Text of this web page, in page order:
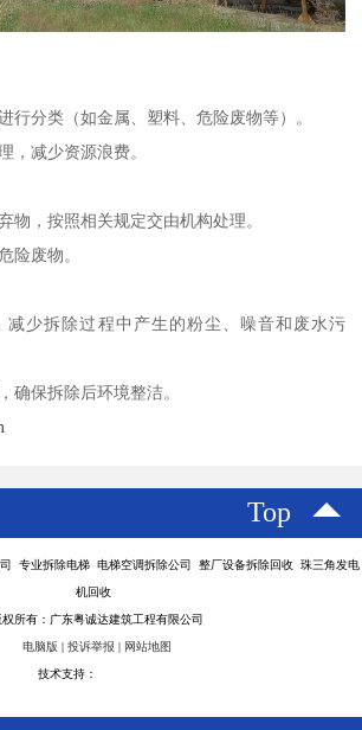
行分类（如金属、塑料、危险废物等）。
，减少资源浪费。
物，按照相关规定交由机构处理。
险废物。
减少拆除过程中产生的粉尘、噪音和废水污
确保拆除后环境整洁。
Top
专业拆除电梯 电梯空调拆除公司 整厂设备拆除回收 珠三角发电
机回收
权所有：广东粤诚达建筑工程有限公司
电脑版 | 投诉举报 | 网站地图
技术支持：